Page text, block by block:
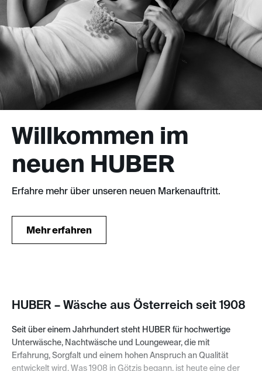
Willkommen im
neuen HUBER
Erfahre mehr über unseren neuen Markenauftritt.
HUBER – Wäsche aus Österreich seit 1908
Seit über einem Jahrhundert steht HUBER für hochwertige
Unterwäsche, Nachtwäsche und Loungewear, die mit
Erfahrung, Sorgfalt und einem hohen Anspruch an Qualität
entwickelt wird. Was 1908 in Götzis begann, ist heute eine der